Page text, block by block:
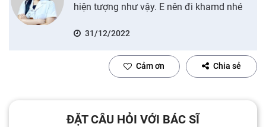
hiện tượng như vậy. E nên đi khamd nhé
31/12/2022
Cảm ơn Chia sẻ
ĐẶT CÂU HỎI VỚI BÁC SĨ